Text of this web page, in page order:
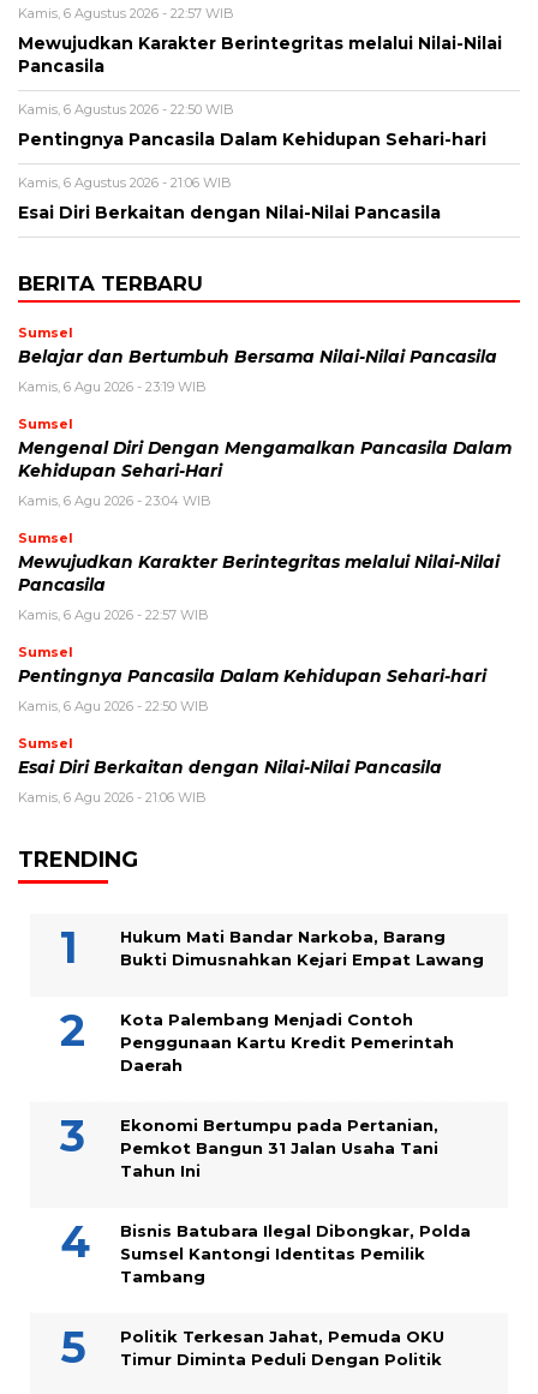
Kamis, 6 Agustus 2026 - 22:57 WIB
Mewujudkan Karakter Berintegritas melalui Nilai-Nilai
Pancasila
Kamis, 6 Agustus 2026 - 22:50 WIB
Pentingnya Pancasila Dalam Kehidupan Sehari-hari
Kamis, 6 Agustus 2026 - 21:06 WIB
Esai Diri Berkaitan dengan Nilai-Nilai Pancasila
BERITA TERBARU
Sumsel
Belajar dan Bertumbuh Bersama Nilai-Nilai Pancasila
Kamis, 6 Agu 2026 - 23:19 WIB
Sumsel
Mengenal Diri Dengan Mengamalkan Pancasila Dalam
Kehidupan Sehari-Hari
Kamis, 6 Agu 2026 - 23:04 WIB
Sumsel
Mewujudkan Karakter Berintegritas melalui Nilai-Nilai
Pancasila
Kamis, 6 Agu 2026 - 22:57 WIB
Sumsel
Pentingnya Pancasila Dalam Kehidupan Sehari-hari
Kamis, 6 Agu 2026 - 22:50 WIB
Sumsel
Esai Diri Berkaitan dengan Nilai-Nilai Pancasila
Kamis, 6 Agu 2026 - 21:06 WIB
TRENDING
Hukum Mati Bandar Narkoba, Barang
Bukti Dimusnahkan Kejari Empat Lawang
Kota Palembang Menjadi Contoh
Penggunaan Kartu Kredit Pemerintah
Daerah
Ekonomi Bertumpu pada Pertanian,
Pemkot Bangun 31 Jalan Usaha Tani
Tahun Ini
Bisnis Batubara Ilegal Dibongkar, Polda
Sumsel Kantongi Identitas Pemilik
Tambang
Politik Terkesan Jahat, Pemuda OKU
Timur Diminta Peduli Dengan Politik